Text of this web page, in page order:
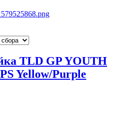
TLD GP YOUTH
Yellow/Purple